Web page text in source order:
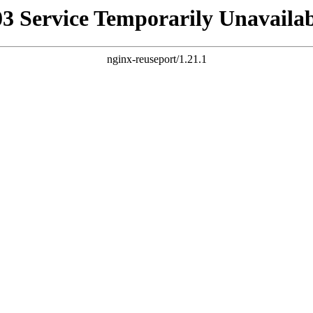
Service Temporarily
nginx-reuseport/1.21.1